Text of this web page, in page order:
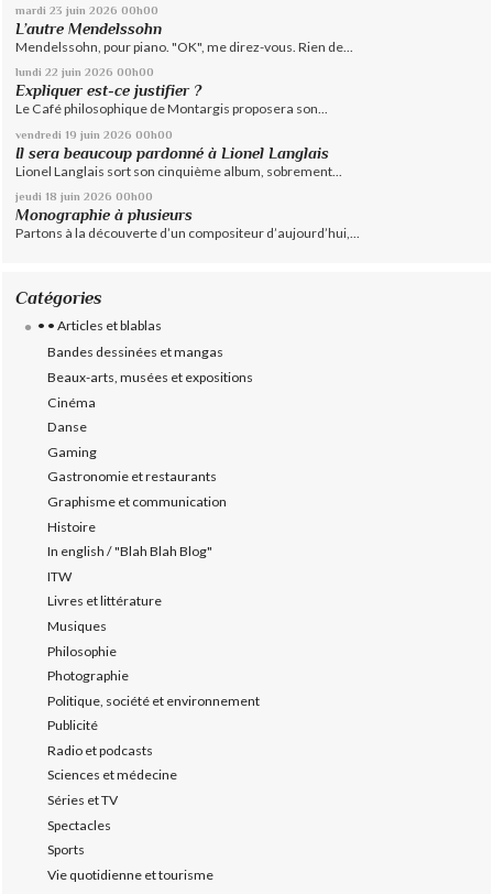
mardi 23 juin 2026 00h00
L’autre Mendelssohn
Mendelssohn, pour piano. "OK", me direz-vous. Rien de...
lundi 22 juin 2026 00h00
Expliquer est-ce justifier ?
Le Café philosophique de Montargis proposera son...
vendredi 19 juin 2026 00h00
Il sera beaucoup pardonné à Lionel Langlais
Lionel Langlais sort son cinquième album, sobrement...
jeudi 18 juin 2026 00h00
Monographie à plusieurs
Partons à la découverte d’un compositeur d’aujourd’hui,...
Catégories
• • Articles et blablas
Bandes dessinées et mangas
Beaux-arts, musées et expositions
Cinéma
Danse
Gaming
Gastronomie et restaurants
Graphisme et communication
Histoire
In english / "Blah Blah Blog"
ITW
Livres et littérature
Musiques
Philosophie
Photographie
Politique, société et environnement
Publicité
Radio et podcasts
Sciences et médecine
Séries et TV
Spectacles
Sports
Vie quotidienne et tourisme